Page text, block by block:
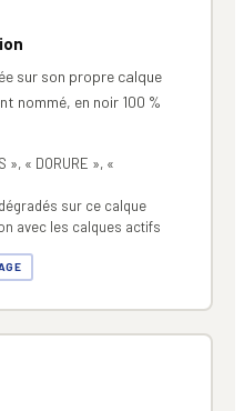
sur son propre calque
nommé, en noir 100 %
« DORURE », «
sur ce calque
avec les calques actifs